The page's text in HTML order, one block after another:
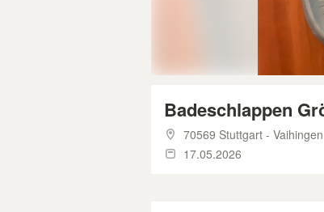
Badeschlappen
70569 Stuttgart - Vaihingen
17.05.2026